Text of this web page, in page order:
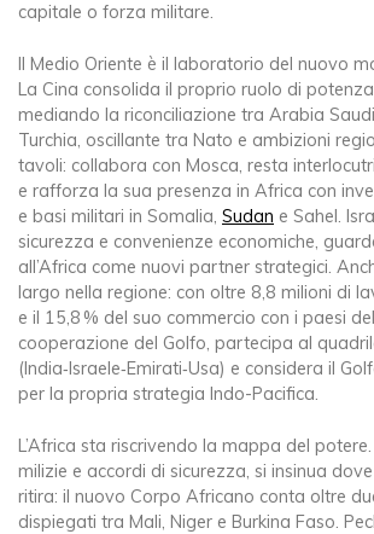
capitale o forza militare.
Il Medio Oriente è il laboratorio del nuovo
La Cina consolida il proprio ruolo di
mediando la riconciliazione tra Arabia
Turchia, oscillante tra Nato e ambizioni
tavoli: collabora con Mosca, resta
e rafforza la sua presenza in Africa con
e basi militari in Somalia, Sudan e Sahel.
sicurezza e convenienze economiche,
all’Africa come nuovi partner strategici.
largo nella regione: con oltre 8,8 milioni di
e il 15,8 % del suo commercio con i paesi
cooperazione del Golfo, partecipa al
(India‑Israele‑Emirati‑Usa) e considera il
per la propria strategia Indo-Pacifica.
L’Africa sta riscrivendo la mappa del
milizie e accordi di sicurezza, si insinua dove
ritira: il nuovo Corpo Africano conta oltre
dispiegati tra Mali, Niger e Burkina Faso.